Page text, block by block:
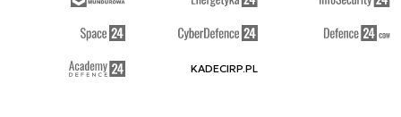
KADECIRP.PL